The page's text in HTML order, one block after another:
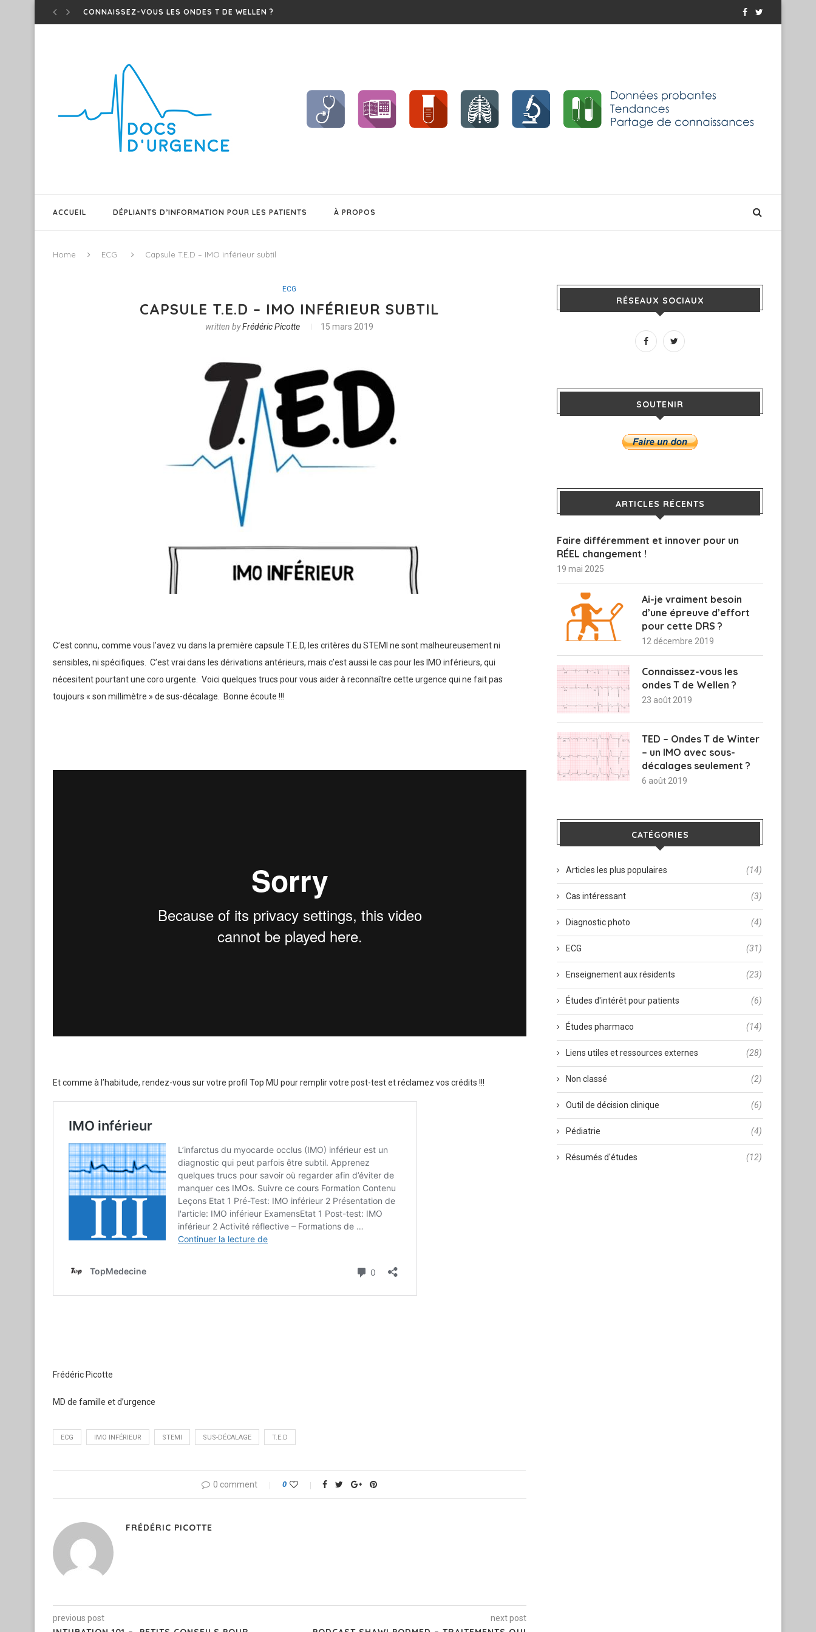
TED – ONDES T DE WINTER – UN...
EM CASES – MÉDICAMENTS D’URGENCE QUI MARCHENT ET...
PATIENT GÉRIATRIQUE AGITÉ – QUELQUES TRUCS !!
SEPSIS 101 – EM CASES FRAPPE ENCORE DANS...
FAIRE DIFFÉREMMENT ET INNOVER POUR UN RÉEL CHANGEMENT...
ACCUEIL DÉPLIANTS D’INFORMATION POUR LES PATIENTS À PROPOS
Home ECG Capsule T.E.D – IMO inférieur subtil
ECG
CAPSULE T.E.D – IMO INFÉRIEUR SUBTIL
written byFrédéric Picotte 15 mars 2019
C’est connu, comme vous l’avez vu dans la première capsule T.E.D, les critères du STEMI ne sont malheureusement ni
sensibles, ni spécifiques. C’est vrai dans les dérivations antérieurs, mais c’est aussi le cas pour les IMO inférieurs, qui
nécesitent pourtant une coro urgente. Voici quelques trucs pour vous aider à reconnaître cette urgence qui ne fait pas
toujours « son millimètre » de sus-décalage. Bonne écoute !!!
Et comme à l’habitude, rendez-vous sur votre profil Top MU pour remplir votre post-test et réclamez vos crédits !!!
Frédéric Picotte
MD de famille et d’urgence
ECG IMO INFÉRIEUR STEMI SUS-DÉCALAGE T.E.D
0 comment 0
FRÉDÉRIC PICOTTE
previous post next post
RÉSEAUX SOCIAUX
SOUTENIR
ARTICLES RÉCENTS
Faire différemment et innover pour un
RÉEL changement !
19 mai 2025
Ai-je vraiment besoin
d’une épreuve d’effort
pour cette DRS ?
12 décembre 2019
Connaissez-vous les
ondes T de Wellen ?
23 août 2019
TED – Ondes T de Winter
– un IMO avec sous-
décalages seulement ?
6 août 2019
CATÉGORIES
Articles les plus populaires (14)
Cas intéressant (3)
Diagnostic photo (4)
ECG (31)
Enseignement aux résidents (23)
Études d'intérêt pour patients (6)
Études pharmaco (14)
Liens utiles et ressources externes (28)
Non classé (2)
Outil de décision clinique (6)
Pédiatrie (4)
Résumés d'études (12)